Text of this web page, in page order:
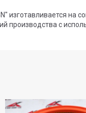
изготавливается на
производства с